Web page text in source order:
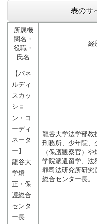
表のサ
所属機
関名・
役職・
氏名
経
【パネ
ルディ
スカッ
ショ
ン・コ
ーディ
ネータ
ー】
龍谷大
学矯
正・保
護総合
センタ
ー長
龍谷大学法学部教
刑務所、少年院、
（保護観察官）
学院派遣留学、法
罪司法研究所研
総合センター長。